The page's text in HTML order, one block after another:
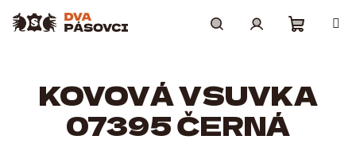
košík
KOVOVÁ VSUVKA
07395 ČERNÁ